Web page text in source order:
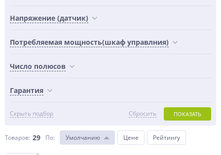
Напряжение (датчик)
Потребляемая мощность(шкаф управлния)
Число полюсов
Гарантия
Скрыть подбор ПОКАЗАТЬ
Сбросить
Товаров: 29 По: Умолчанию Цене Рейтингу